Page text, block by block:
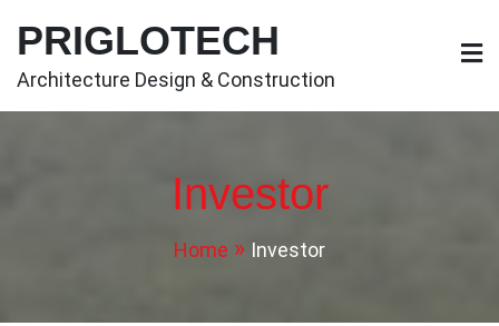
content
PRIGLOTECH
Architecture Design & Construction
Investor
Home Investor